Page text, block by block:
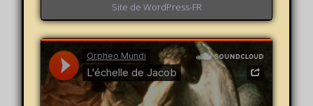
Site de WordPress-FR